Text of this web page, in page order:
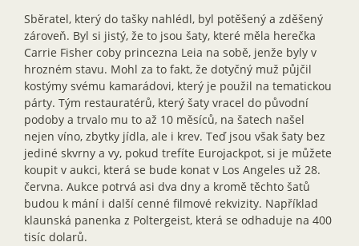
Sběratel, který do tašky nahlédl, byl potěšený a zděšený
zároveň. Byl si jistý, že to jsou šaty, které měla herečka
Carrie Fisher coby princezna Leia na sobě, jenže byly v
hrozném stavu. Mohl za to fakt, že dotyčný muž půjčil
kostýmy svému kamarádovi, který je použil na tematickou
párty. Tým restauratérů, který šaty vracel do původní
podoby a trvalo mu to až 10 měsíců, na šatech našel
nejen víno, zbytky jídla, ale i krev. Teď jsou však šaty bez
jediné skvrny a vy, pokud trefíte Eurojackpot, si je můžete
koupit v aukci, která se bude konat v Los Angeles už 28.
června. Aukce potrvá asi dva dny a kromě těchto šatů
budou k mání i další cenné filmové rekvizity. Například
klaunská panenka z Poltergeist, která se odhaduje na 400
tisíc dolarů.